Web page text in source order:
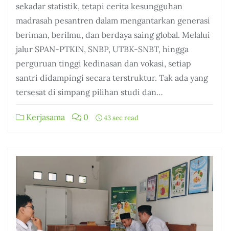
sekadar statistik, tetapi cerita kesungguhan
madrasah pesantren dalam mengantarkan generasi
beriman, berilmu, dan berdaya saing global. Melalui
jalur SPAN-PTKIN, SNBP, UTBK-SNBT, hingga
perguruan tinggi kedinasan dan vokasi, setiap
santri didampingi secara terstruktur. Tak ada yang
tersesat di simpang pilihan studi dan…
Kerjasama 0 43 sec read